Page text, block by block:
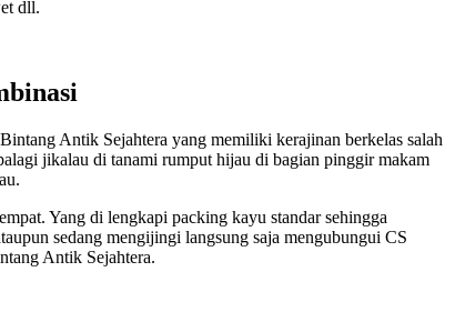
dll.
Antik Sejahtera yang memiliki kerajinan berkelas salah
jikalau di tanami rumput hijau di bagian pinggir makam
Yang di lengkapi packing kayu standar sehingga
sedang mengijingi langsung saja mengubungui CS
Antik Sejahtera.